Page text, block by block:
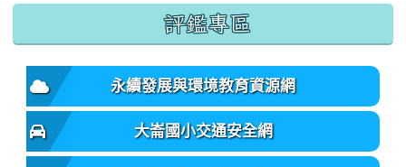
:::
評鑑專區
永續發展與環境教育資源網
大崙國小交通安全網